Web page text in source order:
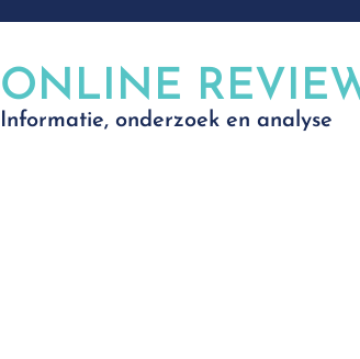
ONLINE
Informatie, onderzoek en analyse